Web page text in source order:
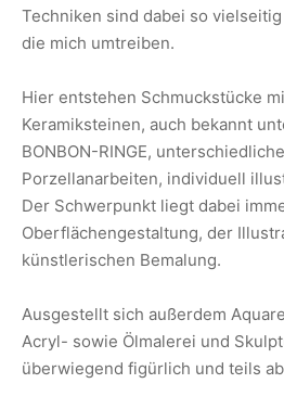
Techniken sind dabei so
die mich umtreiben.
Hier entstehen Schmuckstücke
Keramiksteinen, auch bekannt
BONBON-RINGE,
Porzellanarbeiten, individuell
Der Schwerpunkt liegt dabei
Oberflächengestaltung, der
künstlerischen Bemalung.
Ausgestellt sich außerdem
Acryl- sowie Ölmalerei und
überwiegend figürlich und teils